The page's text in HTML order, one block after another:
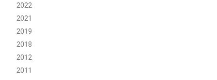
2022
2021
2019
2018
2012
2011